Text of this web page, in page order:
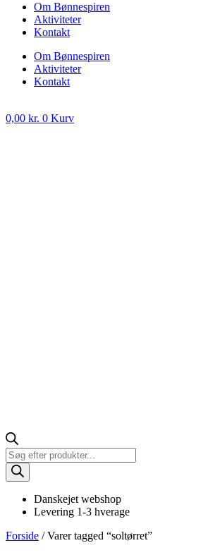
Om Bønnespiren
Aktiviteter
Kontakt
Om Bønnespiren
Aktiviteter
Kontakt
0,00 kr. 0 Kurv
Products
search
Danskejet webshop
Levering 1-3 hverage
Forside / Varer tagged “soltørret”